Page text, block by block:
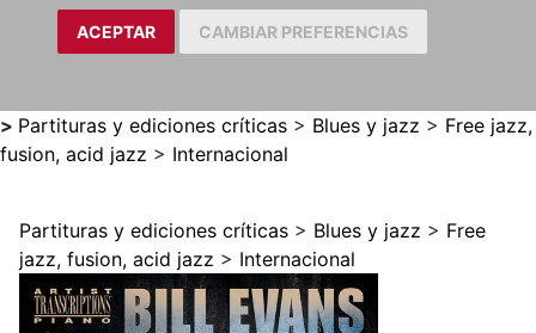
ACEPTAR CAMBIAR PREFERENCIAS
> Partituras y ediciones críticas > Blues y jazz > Free jazz,
fusion, acid jazz > Internacional
Partituras y ediciones críticas > Blues y jazz > Free
jazz, fusion, acid jazz > Internacional